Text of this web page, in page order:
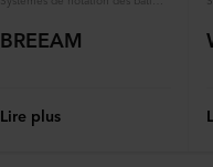
BREEAM
Lire plus